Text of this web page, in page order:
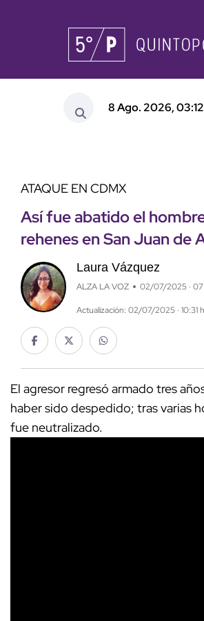
8 Ago. 2026, 03:12
ATAQUE EN CDMX
Así fue abatido el
rehenes en San Juan de
Laura Vázquez
ALZA LA VOZ 02/07/2025 ·
Actualización: 02/07/2025 · 10:31
El agresor regresó armado tres
haber sido despedido; tras varias
fue neutralizado.